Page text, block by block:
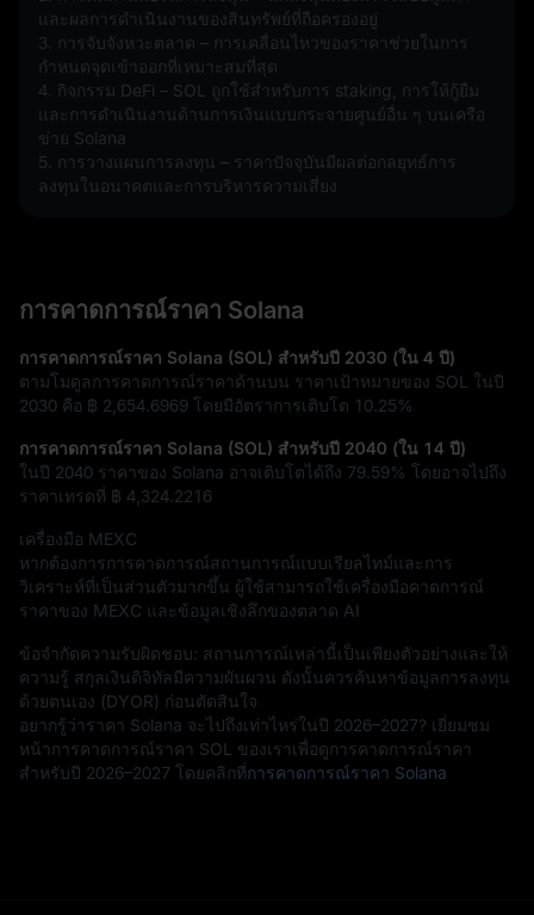
และผลการดำเนินงานของสินทรัพย์ที่ถือครองอยู่
3. การจับจังหวะตลาด – การเคลื่อนไหวของราคาช่วยในการ
กำหนดจุดเข้าออกที่เหมาะสมที่สุด
4. กิจกรรม DeFi – SOL ถูกใช้สำหรับการ staking, การให้กู้ยืม
และการดำเนินงานด้านการเงินแบบกระจายศูนย์อื่น ๆ บนเครือ
ข่าย Solana
5. การวางแผนการลงทุน – ราคาปัจจุบันมีผลต่อกลยุทธ์การ
ลงทุนในอนาคตและการบริหารความเสี่ยง
การคาดการณ์ราคา Solana
การคาดการณ์ราคา Solana (SOL) สำหรับปี 2030 (ใน 4 ปี)
ตามโมดูลการคาดการณ์ราคาด้านบน ราคาเป้าหมายของ SOL ในปี
2030 คือ ฿ 2,654.6969 โดยมีอัตราการเติบโต 10.25%
การคาดการณ์ราคา Solana (SOL) สำหรับปี 2040 (ใน 14 ปี)
ในปี 2040 ราคาของ Solana อาจเติบโตได้ถึง 79.59% โดยอาจไปถึง
ราคาเทรดที่ ฿ 4,324.2216
เครื่องมือ MEXC
หากต้องการการคาดการณ์สถานการณ์แบบเรียลไทม์และการ
วิเคราะห์ที่เป็นส่วนตัวมากขึ้น ผู้ใช้สามารถใช้เครื่องมือคาดการณ์
ราคาของ MEXC และข้อมูลเชิงลึกของตลาด AI
ข้อจำกัดความรับผิดชอบ: สถานการณ์เหล่านี้เป็นเพียงตัวอย่างและให้
ความรู้ สกุลเงินดิจิทัลมีความผันผวน ดังนั้นควรค้นหาข้อมูลการลงทุน
ด้วยตนเอง (DYOR) ก่อนตัดสินใจ
อยากรู้ว่าราคา Solana จะไปถึงเท่าไหร่ในปี 2026–2027? เยี่ยมชม
หน้าการคาดการณ์ราคา SOL ของเราเพื่อดูการคาดการณ์ราคา
สำหรับปี 2026–2027 โดยคลิกที่การคาดการณ์ราคา Solana